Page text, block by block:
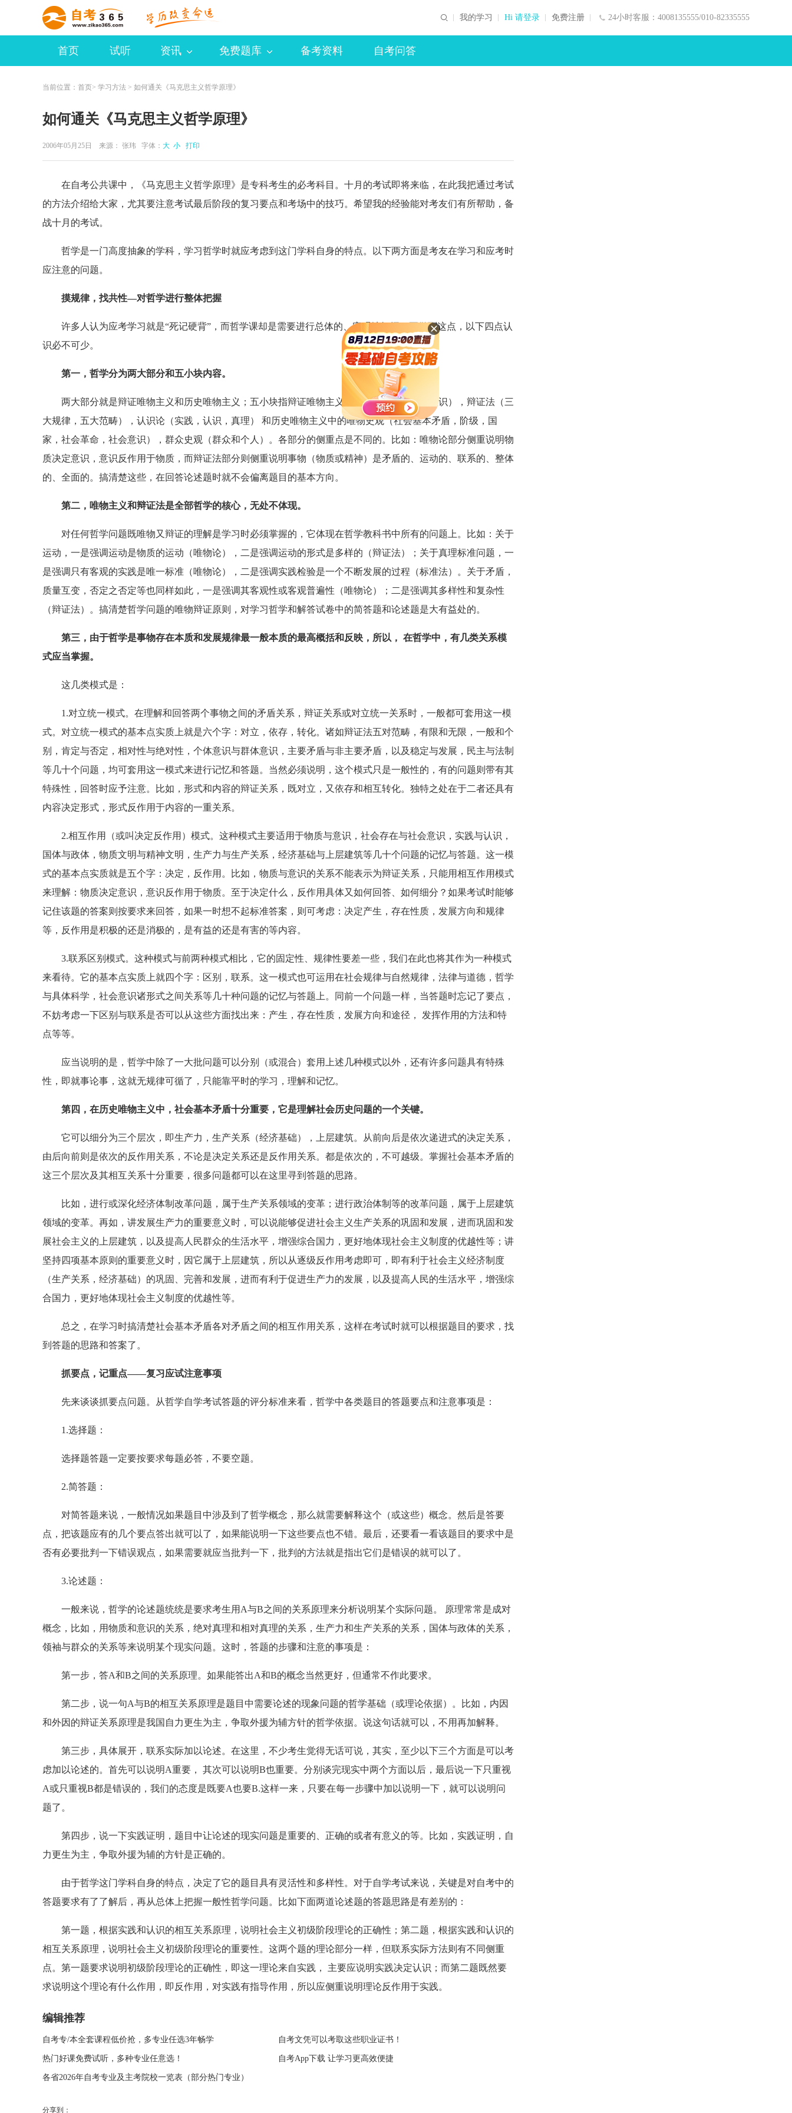
24小时客服：4008135555/010-82335555
我的学习 Hi 请登录 免费注册
首页 试听 资讯 免费题库 备考资料 自考问答
当前位置： 首页> 学习方法 > 如何通关《马克思主义哲学原理》
如何通关《马克思主义哲学原理》
2006年05月25日 来源： 张玮 字体： 大 小 打印
在自考公共课中，《马克思主义哲学原理》是专科考生的必考科目。十月的考试即将来临，在此我把通过考试
的方法介绍给大家，尤其要注意考试最后阶段的复习要点和考场中的技巧。希望我的经验能对考友们有所帮助，备
战十月的考试。
哲学是一门高度抽象的学科，学习哲学时就应考虑到这门学科自身的特点。以下两方面是考友在学习和应考时
应注意的问题。
摸规律，找共性—对哲学进行整体把握
许多人认为应考学习就是“死记硬背”，而哲学课却是需要进行总体的、宏观地把握，要做到这点，以下四点认
识必不可少。
第一，哲学分为两大部分和五小块内容。
两大部分就是辩证唯物主义和历史唯物主义；五小块指辩证唯物主义中的唯物论（物质，意识），辩证法（三
大规律，五大范畴），认识论（实践，认识，真理） 和历史唯物主义中的唯物史观（社会基本矛盾，阶级，国
家，社会革命，社会意识），群众史观（群众和个人）。各部分的侧重点是不同的。比如：唯物论部分侧重说明物
质决定意识，意识反作用于物质，而辩证法部分则侧重说明事物（物质或精神）是矛盾的、运动的、联系的、整体
的、全面的。搞清楚这些，在回答论述题时就不会偏离题目的基本方向。
第二，唯物主义和辩证法是全部哲学的核心，无处不体现。
对任何哲学问题既唯物又辩证的理解是学习时必须掌握的，它体现在哲学教科书中所有的问题上。比如：关于
运动，一是强调运动是物质的运动（唯物论），二是强调运动的形式是多样的（辩证法）；关于真理标准问题，一
是强调只有客观的实践是唯一标准（唯物论），二是强调实践检验是一个不断发展的过程（标准法）。关于矛盾，
质量互变，否定之否定等也同样如此，一是强调其客观性或客观普遍性（唯物论）；二是强调其多样性和复杂性
（辩证法）。搞清楚哲学问题的唯物辩证原则，对学习哲学和解答试卷中的简答题和论述题是大有益处的。
第三，由于哲学是事物存在本质和发展规律最一般本质的最高概括和反映，所以， 在哲学中，有几类关系模
式应当掌握。
这几类模式是：
1.对立统一模式。在理解和回答两个事物之间的矛盾关系，辩证关系或对立统一关系时，一般都可套用这一模
式。对立统一模式的基本点实质上就是六个字：对立，依存，转化。诸如辩证法五对范畴，有限和无限，一般和个
别，肯定与否定，相对性与绝对性，个体意识与群体意识，主要矛盾与非主要矛盾，以及稳定与发展，民主与法制
等几十个问题，均可套用这一模式来进行记忆和答题。当然必须说明，这个模式只是一般性的，有的问题则带有其
特殊性，回答时应予注意。比如，形式和内容的辩证关系，既对立，又依存和相互转化。独特之处在于二者还具有
内容决定形式，形式反作用于内容的一重关系。
2.相互作用（或叫决定反作用）模式。这种模式主要适用于物质与意识，社会存在与社会意识，实践与认识，
国体与政体，物质文明与精神文明，生产力与生产关系，经济基础与上层建筑等几十个问题的记忆与答题。这一模
式的基本点实质就是五个字：决定，反作用。比如，物质与意识的关系不能表示为辩证关系，只能用相互作用模式
来理解：物质决定意识，意识反作用于物质。至于决定什么，反作用具体又如何回答、如何细分？如果考试时能够
记住该题的答案则按要求来回答，如果一时想不起标准答案，则可考虑：决定产生，存在性质，发展方向和规律
等，反作用是积极的还是消极的，是有益的还是有害的等内容。
3.联系区别模式。这种模式与前两种模式相比，它的固定性、规律性要差一些，我们在此也将其作为一种模式
来看待。它的基本点实质上就四个字：区别，联系。这一模式也可运用在社会规律与自然规律，法律与道德，哲学
与具体科学，社会意识诸形式之间关系等几十种问题的记忆与答题上。同前一个问题一样，当答题时忘记了要点，
不妨考虑一下区别与联系是否可以从这些方面找出来：产生，存在性质，发展方向和途径， 发挥作用的方法和特
点等等。
应当说明的是，哲学中除了一大批问题可以分别（或混合）套用上述几种模式以外，还有许多问题具有特殊
性，即就事论事，这就无规律可循了，只能靠平时的学习，理解和记忆。
第四，在历史唯物主义中，社会基本矛盾十分重要，它是理解社会历史问题的一个关键。
它可以细分为三个层次，即生产力，生产关系（经济基础），上层建筑。从前向后是依次递进式的决定关系，
由后向前则是依次的反作用关系，不论是决定关系还是反作用关系。都是依次的，不可越级。掌握社会基本矛盾的
这三个层次及其相互关系十分重要，很多问题都可以在这里寻到答题的思路。
比如，进行或深化经济体制改革问题，属于生产关系领域的变革；进行政治体制等的改革问题，属于上层建筑
领域的变革。再如，讲发展生产力的重要意义时，可以说能够促进社会主义生产关系的巩固和发展，进而巩固和发
展社会主义的上层建筑，以及提高人民群众的生活水平，增强综合国力，更好地体现社会主义制度的优越性等；讲
坚持四项基本原则的重要意义时，因它属于上层建筑，所以从逐级反作用考虑即可，即有利于社会主义经济制度
（生产关系，经济基础）的巩固、完善和发展，进而有利于促进生产力的发展，以及提高人民的生活水平，增强综
合国力，更好地体现社会主义制度的优越性等。
总之，在学习时搞清楚社会基本矛盾各对矛盾之间的相互作用关系，这样在考试时就可以根据题目的要求，找
到答题的思路和答案了。
抓要点，记重点——复习应试注意事项
先来谈谈抓要点问题。从哲学自学考试答题的评分标准来看，哲学中各类题目的答题要点和注意事项是：
1.选择题：
选择题答题一定要按要求每题必答，不要空题。
2.简答题：
对简答题来说，一般情况如果题目中涉及到了哲学概念，那么就需要解释这个（或这些）概念。然后是答要
点，把该题应有的几个要点答出就可以了，如果能说明一下这些要点也不错。最后，还要看一看该题目的要求中是
否有必要批判一下错误观点，如果需要就应当批判一下，批判的方法就是指出它们是错误的就可以了。
3.论述题：
一般来说，哲学的论述题统统是要求考生用A与B之间的关系原理来分析说明某个实际问题。 原理常常是成对
概念，比如，用物质和意识的关系，绝对真理和相对真理的关系，生产力和生产关系的关系，国体与政体的关系，
领袖与群众的关系等来说明某个现实问题。这时，答题的步骤和注意的事项是：
第一步，答A和B之间的关系原理。如果能答出A和B的概念当然更好，但通常不作此要求。
第二步，说一句A与B的相互关系原理是题目中需要论述的现象问题的哲学基础（或理论依据）。比如，内因
和外因的辩证关系原理是我国自力更生为主，争取外援为辅方针的哲学依据。说这句话就可以，不用再加解释。
第三步，具体展开，联系实际加以论述。在这里，不少考生觉得无话可说，其实，至少以下三个方面是可以考
虑加以论述的。首先可以说明A重要， 其次可以说明B也重要。分别谈完现实中两个方面以后，最后说一下只重视
A或只重视B都是错误的，我们的态度是既要A也要B.这样一来，只要在每一步骤中加以说明一下，就可以说明问
题了。
第四步，说一下实践证明，题目中让论述的现实问题是重要的、正确的或者有意义的等。比如，实践证明，自
力更生为主，争取外援为辅的方针是正确的。
由于哲学这门学科自身的特点，决定了它的题目具有灵活性和多样性。对于自学考试来说，关键是对自考中的
答题要求有了了解后，再从总体上把握一般性哲学问题。比如下面两道论述题的答题思路是有差别的：
第一题，根据实践和认识的相互关系原理，说明社会主义初级阶段理论的正确性；第二题，根据实践和认识的
相互关系原理，说明社会主义初级阶段理论的重要性。这两个题的理论部分一样，但联系实际方法则有不同侧重
点。第一题要求说明初级阶段理论的正确性，即这一理论来自实践， 主要应说明实践决定认识；而第二题既然要
求说明这个理论有什么作用，即反作用，对实践有指导作用，所以应侧重说明理论反作用于实践。
编辑推荐
自考专/本全套课程低价抢，多专业任选3年畅学 自考文凭可以考取这些职业证书！
热门好课免费试听，多种专业任意选！ 自考App下载 让学习更高效便捷
各省2026年自考专业及主考院校一览表（部分热门专业）
分享到：